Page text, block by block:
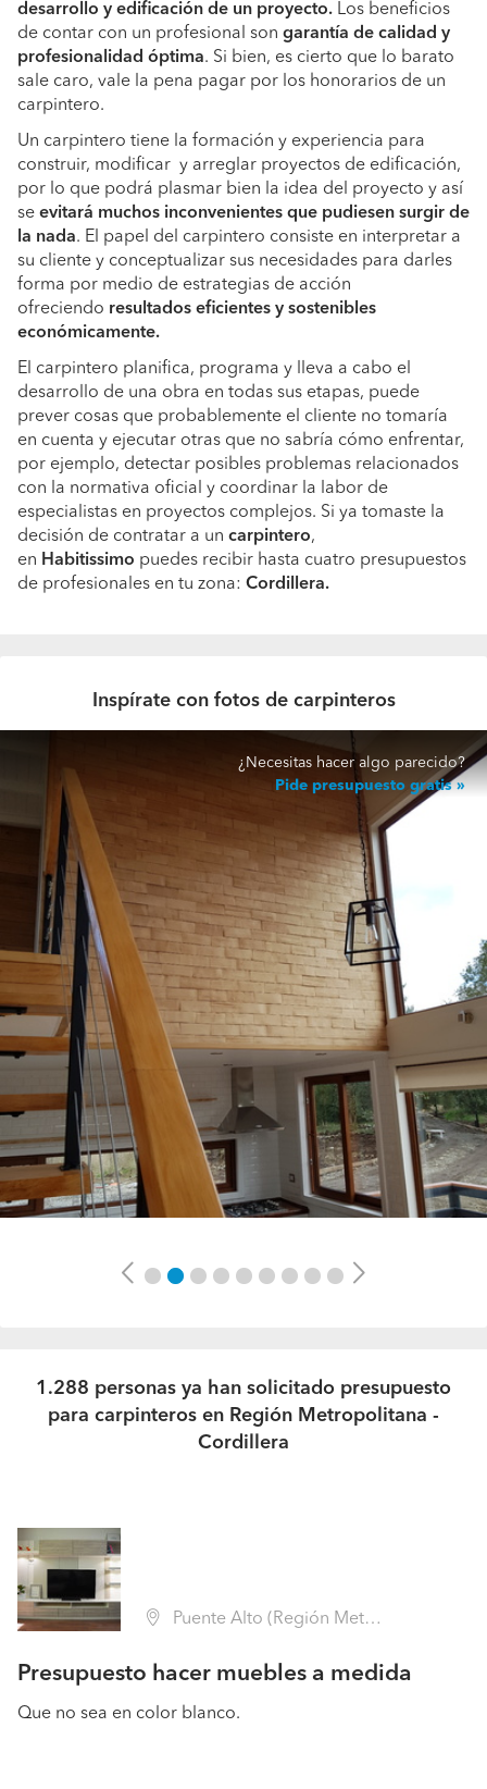
desarrollo y edificación de un proyecto. Los beneficios
de contar con un profesional son garantía de calidad y
profesionalidad óptima. Si bien, es cierto que lo barato
sale caro, vale la pena pagar por los honorarios de un
carpintero.
Un carpintero tiene la formación y experiencia para
construir, modificar y arreglar proyectos de edificación,
por lo que podrá plasmar bien la idea del proyecto y así
se evitará muchos inconvenientes que pudiesen surgir de
la nada. El papel del carpintero consiste en interpretar a
su cliente y conceptualizar sus necesidades para darles
forma por medio de estrategias de acción
ofreciendo resultados eficientes y sostenibles
económicamente.
El carpintero planifica, programa y lleva a cabo el
desarrollo de una obra en todas sus etapas, puede
prever cosas que probablemente el cliente no tomaría
en cuenta y ejecutar otras que no sabría cómo enfrentar,
por ejemplo, detectar posibles problemas relacionados
con la normativa oficial y coordinar la labor de
especialistas en proyectos complejos. Si ya tomaste la
decisión de contratar a un carpintero,
en Habitissimo puedes recibir hasta cuatro presupuestos
de profesionales en tu zona: Cordillera.
Inspírate con fotos de carpinteros
¿Necesitas hacer algo parecido?
Pide presupuesto gratis
Previous Next
1.288 personas ya han solicitado presupuesto
para carpinteros en Región Metropolitana -
Cordillera
Puente Alto (Región Metropolitana - Cordillera)
Presupuesto hacer muebles a medida
Que no sea en color blanco.